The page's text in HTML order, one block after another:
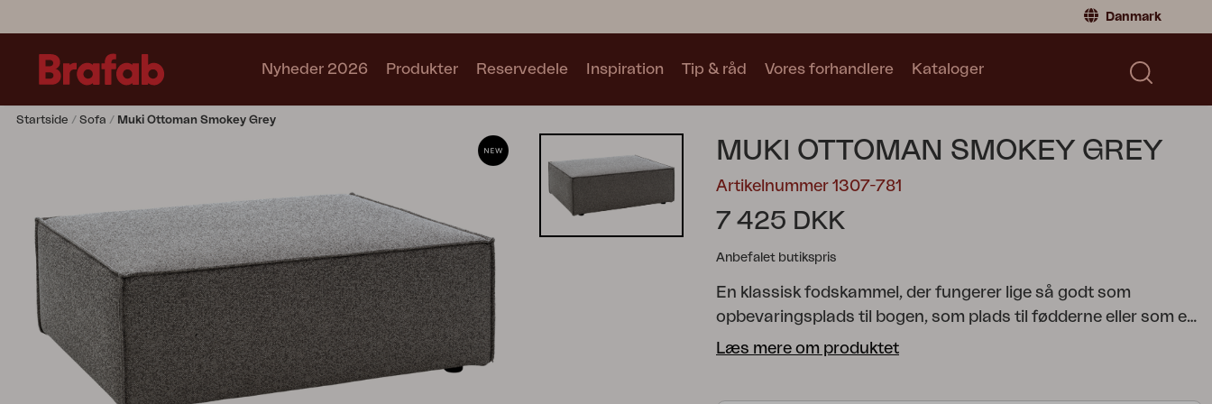
Danmark
Sverige| Sweden
Nyheder 2026 Produkter
Lænestol
Stol
Bord
Udekøkken
Solseng
Relax
Hængesofa
Parasol
Samlinger
Se alle samlinger
Motty Trolly
Kataloger
Reservedele Inspiration Tip & råd Vores forhandlere Kataloger
Startside Sofa Muki Ottoman Smokey Grey
MUKI OTTOMAN SMOKEY GREY
Artikelnummer 1307-781
7 425 DKK
Anbefalet butikspris
En klassisk fodskammel, der fungerer lige så godt som
opbevaringsplads til bogen, som plads til fødderne eller som en
ekstra siddeplads – eller placer den midt i en sofakombination
Læs mere om produktet